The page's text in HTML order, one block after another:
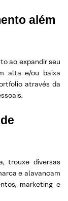
além
ao expandir seu
alta e/ou baixa
através da
trouxe diversas
e alavancam
marketing e